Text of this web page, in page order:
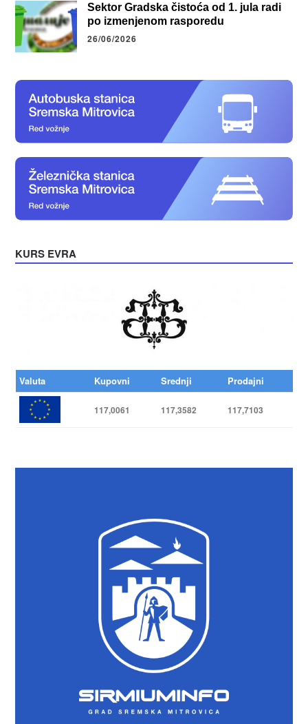
Sektor Gradska čistoća od 1. jula radi
po izmenjenom rasporedu
26/06/2026
KURS EVRA
Valuta Kupovni Srednji Prodajni
117,0061 117,3582 117,7103